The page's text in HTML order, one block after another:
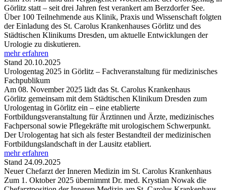
Görlitz statt – seit drei Jahren fest verankert am Berzdorfer See.
Über 100 Teilnehmende aus Klinik, Praxis und Wissenschaft folgten
der Einladung des St. Carolus Krankenhauses Görlitz und des
Städtischen Klinikums Dresden, um aktuelle Entwicklungen der
Urologie zu diskutieren.
mehr erfahren
Stand 20.10.2025
Urologentag 2025 in Görlitz – Fachveranstaltung für medizinisches
Fachpublikum
Am 08. November 2025 lädt das St. Carolus Krankenhaus
Görlitz gemeinsam mit dem Städtischen Klinikum Dresden zum
Urologentag in Görlitz ein – eine etablierte
Fortbildungsveranstaltung für Ärztinnen und Ärzte, medizinisches
Fachpersonal sowie Pflegekräfte mit urologischem Schwerpunkt.
Der Urologentag hat sich als fester Bestandteil der medizinischen
Fortbildungslandschaft in der Lausitz etabliert.
mehr erfahren
Stand 24.09.2025
Neuer Chefarzt der Inneren Medizin im St. Carolus Krankenhaus
Zum 1. Oktober 2025 übernimmt Dr. med. Krystian Nowak die